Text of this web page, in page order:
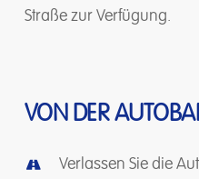
Straße zur Verfügung.
VON DER
Verlassen Sie die